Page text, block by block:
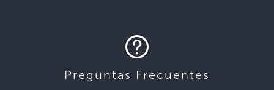
Preguntas Frecuentes